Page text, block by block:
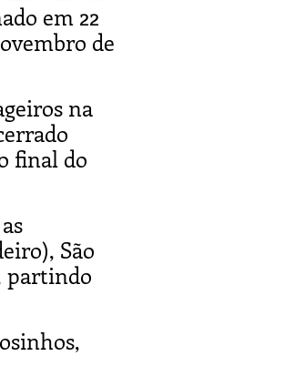
em 22
de
na
final do
São
partindo